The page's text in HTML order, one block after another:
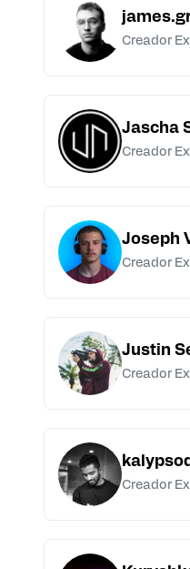
Creador
Jascha
Creador
Joseph
Creador
Justin
Creador
Creador